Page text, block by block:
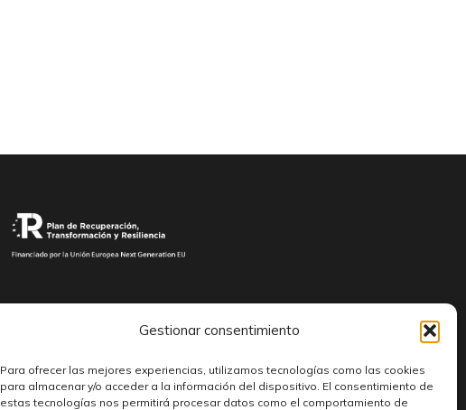
Gestionar consentimiento
Para ofrecer las mejores experiencias, utilizamos tecnologías como las cookies
para almacenar y/o acceder a la información del dispositivo. El consentimiento de
estas tecnologías nos permitirá procesar datos como el comportamiento de
Encuéntranos